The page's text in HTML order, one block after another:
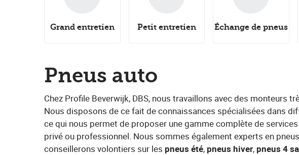
Grand entretien Petit entretien Échange de pneus
Pneus auto
Chez Profile Beverwijk, DBS, ​nous travaillons avec des monteurs
Nous disposons de ce fait de connaissances spécialisées dans
ce qui nous permet de proposer une gamme complète de
privé ou professionnel. Nous sommes également experts en
conseillerons volontiers sur les ​ pneus été​, ​ pneus hiver​,​ ​ pneus 4